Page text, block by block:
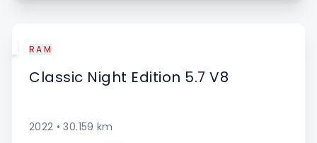
RAM
Classic Night Edition 5.7 V8
2022 •30.159 km